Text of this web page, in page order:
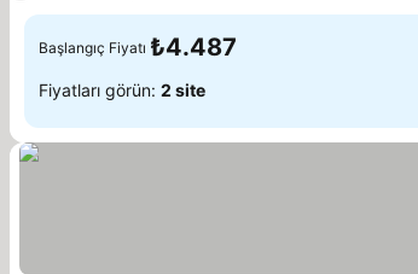
Başlangıç Fiyatı ₺4.487
Fiyatları görün: 2 site